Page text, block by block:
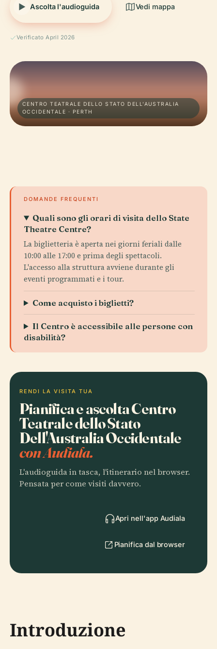
Ascolta l'audioguida Vedi mappa
Verificato April 2026
CENTRO TEATRALE DELLO STATO DELL'AUSTRALIA
OCCIDENTALE · PERTH
DOMANDE FREQUENTI
Quali sono gli orari di visita dello State
Theatre Centre?
La biglietteria è aperta nei giorni feriali dalle
10:00 alle 17:00 e prima degli spettacoli.
L'accesso alla struttura avviene durante gli
eventi programmati e i tour.
Come acquisto i biglietti?
Il Centro è accessibile alle persone con
disabilità?
RENDI LA VISITA TUA
Pianifica e ascolta Centro
Teatrale dello Stato
Dell'Australia Occidentale
con Audiala.
L'audioguida in tasca, l'itinerario nel browser.
Pensata per come visiti davvero.
Apri nell'app Audiala
Pianifica dal browser
Introduzione